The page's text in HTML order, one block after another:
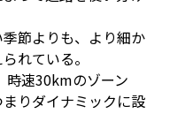
節よりも、より細か
れている。
時速30kmのゾーン
りダイナミックに設